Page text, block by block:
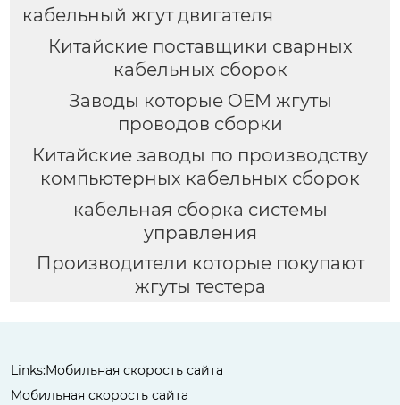
кабельный жгут двигателя
Китайские поставщики сварных
кабельных сборок
Заводы которые OEM жгуты
проводов сборки
Китайские заводы по производству
компьютерных кабельных сборок
кабельная сборка системы
управления
Производители которые покупают
жгуты тестера
Links:Мобильная скорость сайта
Мобильная скорость сайта